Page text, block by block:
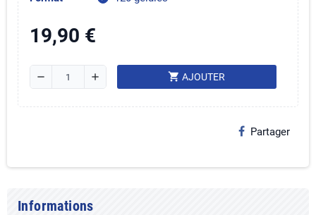
19,90 €
remove add shopping_cart AJOUTER
Partager
Informations